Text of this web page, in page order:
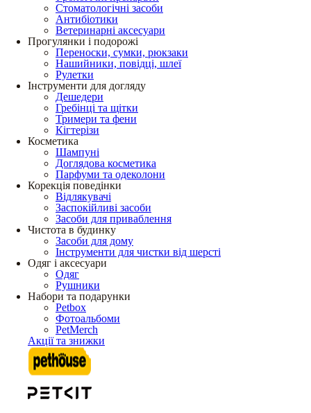
Стоматологічні засоби
Антибіотики
Ветеринарні аксесуари
Прогулянки і подорожі
Переноски, сумки, рюкзаки
Нашийники, повідці, шлеї
Рулетки
Інструменти для догляду
Дешедери
Гребінці та щітки
Тримери та фени
Кігтерізи
Косметика
Шампуні
Доглядова косметика
Парфуми та одеколони
Корекція поведінки
Відлякувачі
Заспокійливі засоби
Засоби для приваблення
Чистота в будинку
Засоби для дому
Інструменти для чистки від шерсті
Одяг і аксесуари
Одяг
Рушники
Набори та подарунки
Petbox
Фотоальбоми
PetMerch
Акції та знижки